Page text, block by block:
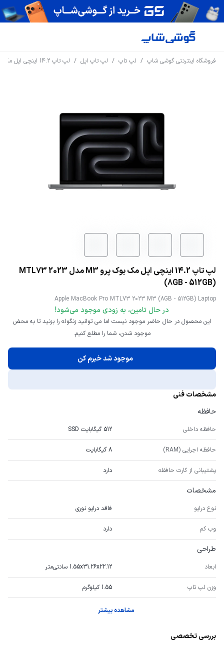
فروشگاه اینترنتی گوشی شاپ / لپ تاپ / لپ تاپ اپل / لپ تاپ 14.2 اینچی اپل مک بوک پرو M3 مدل 2023 MTL73 (8GB - 512GB)
لپ تاپ 14.2 اینچی اپل مک بوک پرو M3 مدل 2023 MTL73
(8GB - 512GB)
Apple MacBook Pro MTL73 2023 M3 (8GB - 512GB) Laptop
در حال تامین، به زودی موجود می‌شود!
این محصول در حال حاضر موجود نیست اما می توانید زنگوله را بزنید تا به محض
موجود شدن، شما را مطلع کنیم.
موجود شد خبرم کن
مشخصات فنی
حافظه
حافظه داخلی 512 گیگابایت SSD
حافظه اجرایی (RAM) 8 گیگابایت
پشتیبانی از کارت حافظه دارد
مشخصات
نوع درایو فاقد درایو نوری
وب کم دارد
طراحی
ابعاد 1.55x31.26x22.12 سانتی‌متر
وزن لپ تاپ 1.55 کیلوگرم
مشاهده بیشتر
بررسی تخصصی